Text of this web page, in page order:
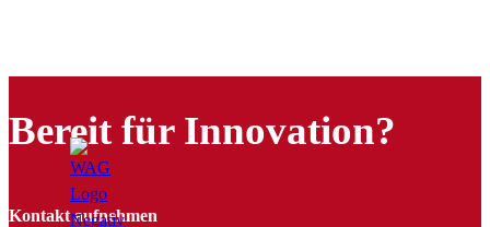
Bereit für Innovation?
Kontakt aufnehmen